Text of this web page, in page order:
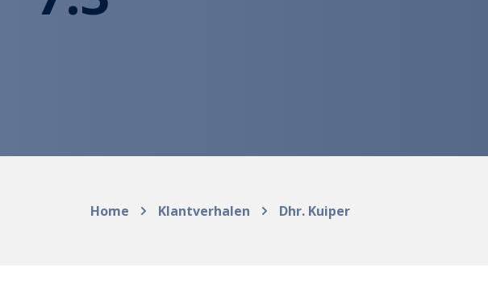
Home Klantverhalen Dhr. Kuiper